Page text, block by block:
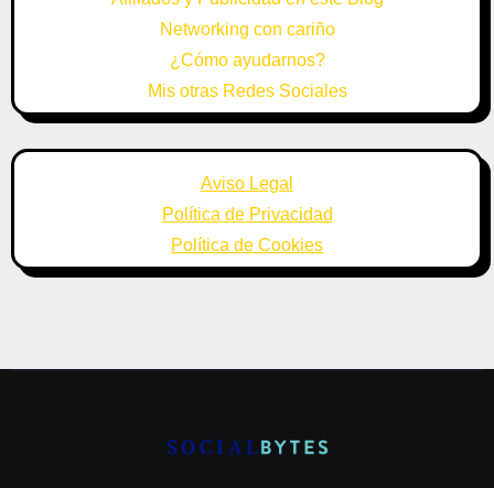
Networking con cariño
¿Cómo ayudarnos?
Mis otras Redes Sociales
Aviso Legal
Política de Privacidad
Política de Cookies